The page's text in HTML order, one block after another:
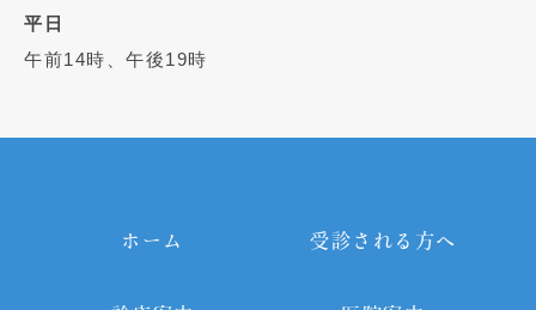
平日
午前14時、午後19時
ホーム 受診される方へ